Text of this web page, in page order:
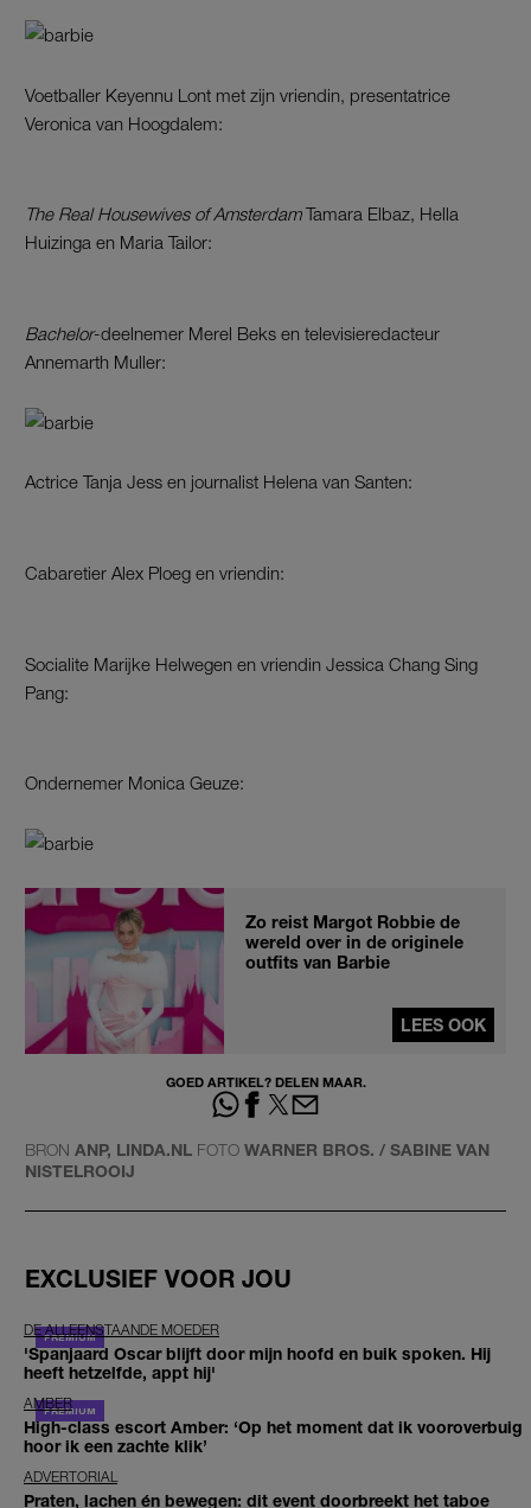
Voetballer Keyennu Lont met zijn vriendin, presentatrice
Veronica van Hoogdalem:
The Real Housewives of AmsterdamTamara Elbaz, Hella
Huizinga en Maria Tailor:
Bachelor-deelnemer Merel Beks en televisieredacteur
Annemarth Muller:
Actrice Tanja Jess en journalist Helena van Santen:
Cabaretier Alex Ploeg en vriendin:
Socialite Marijke Helwegen en vriendin Jessica Chang Sing
Pang:
Ondernemer Monica Geuze:
Zo reist Margot Robbie de
wereld over in de originele
outfits van Barbie
LEES OOK
GOED ARTIKEL? DELEN MAAR.
BRON ANP, LINDA.NL FOTO WARNER BROS. / SABINE VAN
NISTELROOIJ
EXCLUSIEF VOOR JOU
DE ALLEENSTAANDE MOEDER
'Spanjaard Oscar blijft door mijn hoofd en buik spoken. Hij
heeft hetzelfde, appt hij'
AMBER
High-class escort Amber: ‘Op het moment dat ik vooroverbuig
hoor ik een zachte klik’
ADVERTORIAL
Praten, lachen én bewegen: dit event doorbreekt het taboe